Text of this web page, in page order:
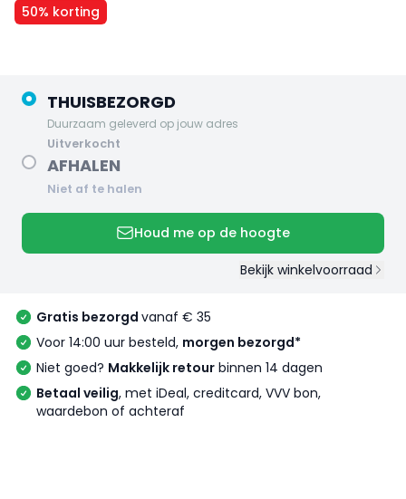
50% korting
THUISBEZORGD
Duurzaam geleverd op jouw adres
uitverkocht
AFHALEN
Niet af te halen
Houd me op de hoogte
Bekijk winkelvoorraad
Gratis bezorgd vanaf € 35
Voor 14:00 uur besteld, morgen bezorgd*
Niet goed? Makkelijk retour binnen 14 dagen
Betaal veilig, met iDeal, creditcard, VVV bon,
waardebon of achteraf